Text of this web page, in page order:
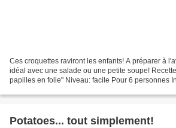
Ces croquettes raviront les enfants! A préparer à
idéal avec une salade ou une petite soupe!
papilles en folie" Niveau: facile Pour 6 personnes
Potatoes... tout simplement!